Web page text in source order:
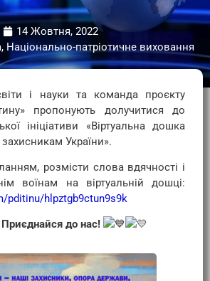
14 Жовтня, 2022
Національно-патріотичне виховання
і науки та команда проєкту
пропонують долучитися до
ініціативи «Віртуальна дошка
України».
розмісти слова вдячності і
воїнам на віртуальній дошці:
pditinu/hlpztgb9ctun9s9k
Приєднайся до нас!